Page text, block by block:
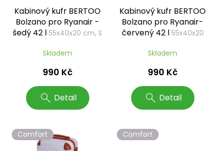
Kabinový kufr BERTOO
Bolzano pro Ryanair -
šedý 42 l 55x40x20 cm, S
Skladem
990 Kč
Detail
Kabinový kufr BERTOO
Bolzano pro Ryanair-
červený 42 l 55x40x20
Skladem
990 Kč
Detail
Comfort Comfort